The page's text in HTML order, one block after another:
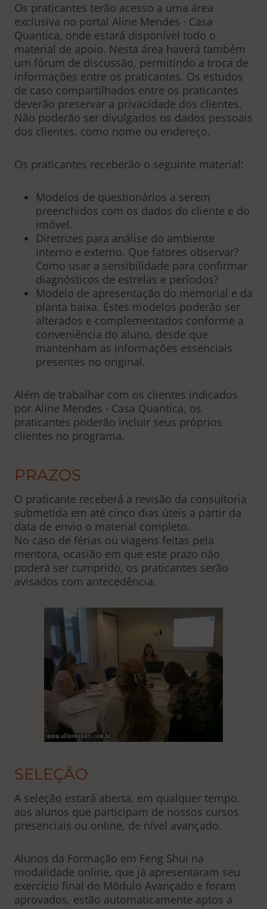
Os praticantes terão acesso a uma área
exclusiva no portal Aline Mendes · Casa
Quantica, onde estará disponível todo o
material de apoio. Nesta área haverá também
um fórum de discussão, permitindo a troca de
informações entre os praticantes. Os estudos
de caso compartilhados entre os praticantes
deverão preservar a privacidade dos clientes.
Não poderão ser divulgados os dados pessoais
dos clientes, como nome ou endereço.
Os praticantes receberão o seguinte material:
Modelos de questionários a serem
preenchidos com os dados do cliente e do
imóvel.
Diretrizes para análise do ambiente
interno e externo. Que fatores observar?
Como usar a sensibilidade para confirmar
diagnósticos de estrelas e períodos?
Modelo de apresentação do memorial e da
planta baixa. Estes modelos poderão ser
alterados e complementados conforme a
conveniência do aluno, desde que
mantenham as informações essenciais
presentes no original.
Além de trabalhar com os clientes indicados
por Aline Mendes · Casa Quantica, os
praticantes poderão incluir seus próprios
clientes no programa.
PRAZOS
O praticante receberá a revisão da consultoria
submetida em até cinco dias úteis a partir da
data de envio o material completo.
No caso de férias ou viagens feitas pela
mentora, ocasião em que este prazo não
poderá ser cumprido, os praticantes serão
avisados com antecedência.
SELEÇÃO
A seleção estará aberta, em qualquer tempo,
aos alunos que participam de nossos cursos
presenciais ou online, de nível avançado.
Alunos da Formação em Feng Shui na
modalidade online, que já apresentaram seu
exercício final do Módulo Avançado e foram
aprovados, estão automaticamente aptos a